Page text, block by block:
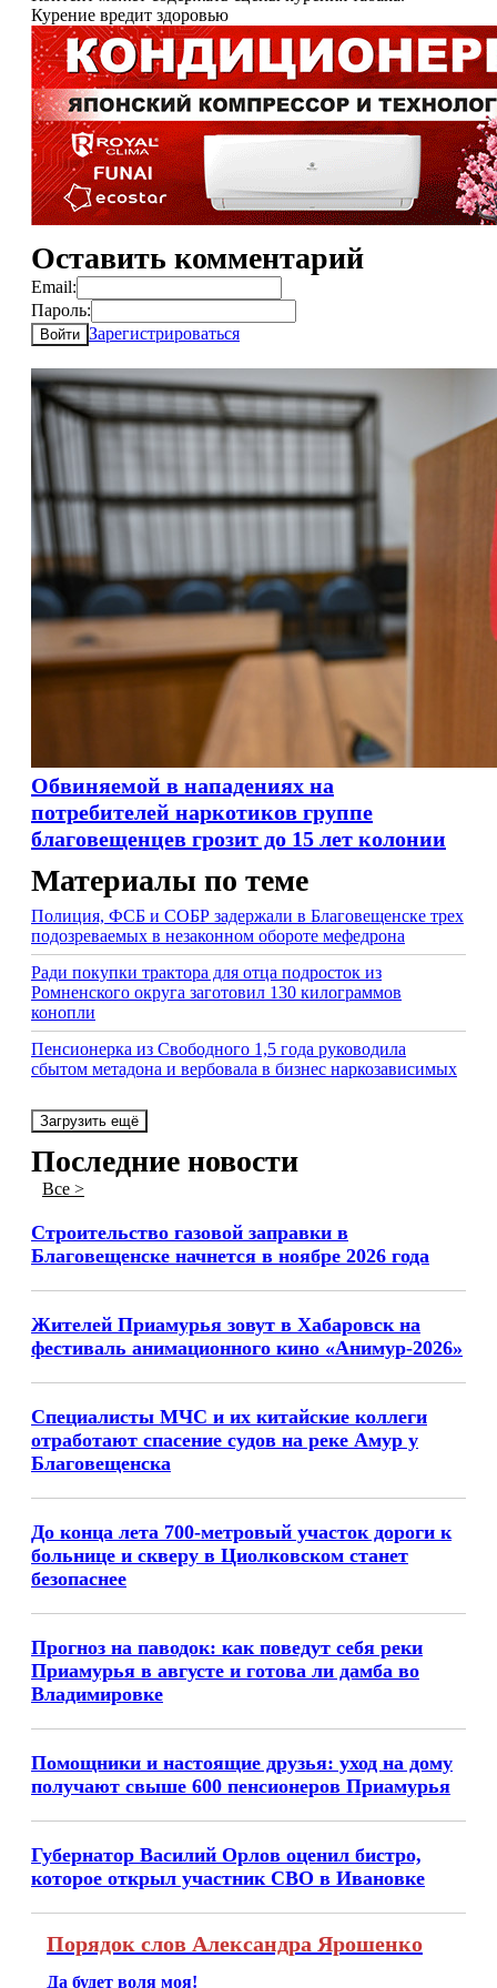
Курение вредит здоровью
Оставить комментарий
Email:
Пароль:
Войти Зарегистрироваться
Обвиняемой в нападениях на
потребителей наркотиков группе
благовещенцев грозит до 15 лет колонии
Материалы по теме
Полиция, ФСБ и СОБР задержали в Благовещенске трех
подозреваемых в незаконном обороте мефедрона
Ради покупки трактора для отца подросток из
Ромненского округа заготовил 130 килограммов
конопли
Пенсионерка из Свободного 1,5 года руководила
сбытом метадона и вербовала в бизнес наркозависимых
Загрузить ещё
Последние новости
Все >
Строительство газовой заправки в
Благовещенске начнется в ноябре 2026 года
Жителей Приамурья зовут в Хабаровск на
фестиваль анимационного кино «Анимур-2026»
Специалисты МЧС и их китайские коллеги
отработают спасение судов на реке Амур у
Благовещенска
До конца лета 700-метровый участок дороги к
больнице и скверу в Циолковском станет
безопаснее
Прогноз на паводок: как поведут себя реки
Приамурья в августе и готова ли дамба во
Владимировке
Помощники и настоящие друзья: уход на дому
получают свыше 600 пенсионеров Приамурья
Губернатор Василий Орлов оценил бистро,
которое открыл участник СВО в Ивановке
Порядок слов Александра Ярошенко
Да будет воля моя!